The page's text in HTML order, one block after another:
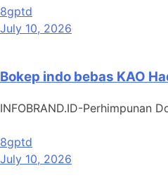
8gptd
July 10, 2026
Bokep indo bebas KAO
INFOBRAND.ID-Perhimpunan
8gptd
July 10, 2026